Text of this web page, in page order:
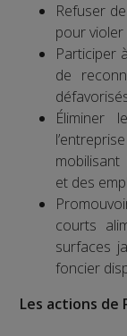
Refuser
pour
Participer
de
Éliminer
mobilisant
et des
courts
surfaces
foncier
Les actions de